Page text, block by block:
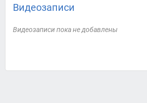
Видеозаписи
Видеозаписи пока не добавлены